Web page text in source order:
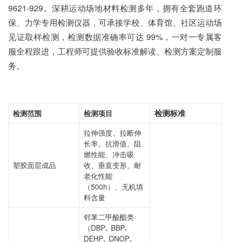
9621-929。深耕运动场地材料检测多年，拥有全套跑道环
保、力学专用检测仪器，可承接学校、体育馆、社区运动场
见证取样检测，检测数据准确率可达 99%，一对一专属客
服全程跟进，工程师可提供验收标准解读、检测方案定制服
务。
检测范围 检测项目 检测标准
塑胶面层成品
拉伸强度、拉断伸
长率、抗滑值、阻
燃性能、冲击吸
收、垂直变形、耐
老化性能
（500h）、无机填
料含量
邻苯二甲酸酯类
（DBP､ BBP､
DEHP､ DNOP､